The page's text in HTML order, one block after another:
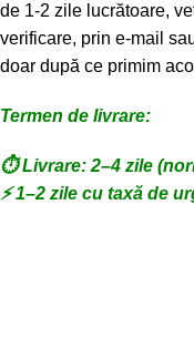
de 1-2 zile lucrătoare,
verificare, prin e-mail
doar după ce primim
Termen de livrare:
⏱️ Livrare: 2–4 zile
⚡ 1–2 zile cu taxă de